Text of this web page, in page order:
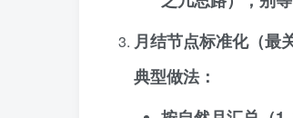
月结节点标准化（最
典型做法：